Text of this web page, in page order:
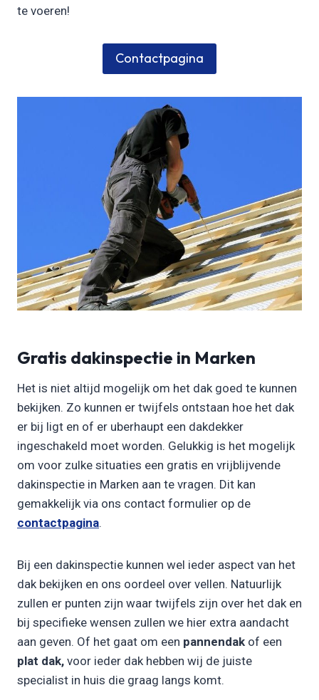
te voeren!
Contactpagina
Gratis dakinspectie in Marken
Het is niet altijd mogelijk om het dak goed te kunnen
bekijken. Zo kunnen er twijfels ontstaan hoe het dak
er bij ligt en of er uberhaupt een dakdekker
ingeschakeld moet worden. Gelukkig is het mogelijk
om voor zulke situaties een gratis en vrijblijvende
dakinspectie in Marken aan te vragen. Dit kan
gemakkelijk via ons contact formulier op de
contactpagina.
Bij een dakinspectie kunnen wel ieder aspect van het
dak bekijken en ons oordeel over vellen. Natuurlijk
zullen er punten zijn waar twijfels zijn over het dak en
bij specifieke wensen zullen we hier extra aandacht
aan geven. Of het gaat om een pannendak of een
plat dak, voor ieder dak hebben wij de juiste
specialist in huis die graag langs komt.